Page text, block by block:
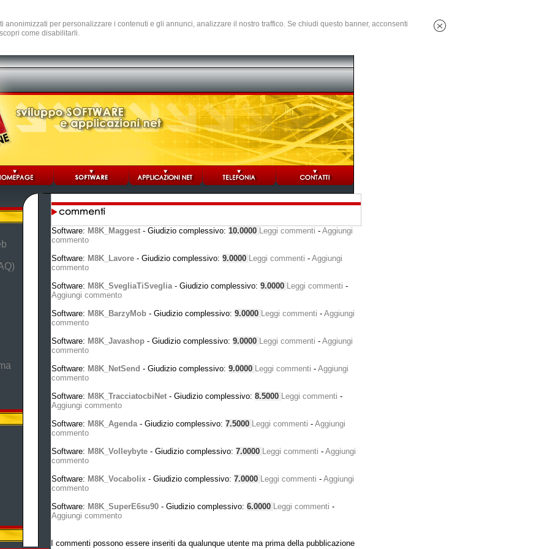
anonimizzati per personalizzare i contenuti e gli annunci, analizzare il nostro traffico. Se chiudi questo banner, acconsenti
come disabilitarli.
Software: M8K_Maggest- Giudizio complessivo: 10.0000 Leggi commenti - Aggiungi
commento
Software: M8K_Lavore- Giudizio complessivo: 9.0000 Leggi commenti - Aggiungi
commento
Software: M8K_SvegliaTiSveglia- Giudizio complessivo: 9.0000 Leggi commenti -
Aggiungi commento
Software: M8K_BarzyMob- Giudizio complessivo: 9.0000 Leggi commenti - Aggiungi
commento
Software: M8K_Javashop- Giudizio complessivo: 9.0000 Leggi commenti - Aggiungi
commento
Software: M8K_NetSend - Giudizio complessivo: 9.0000 Leggi commenti - Aggiungi
commento
Software: M8K_TracciatocbiNet- Giudizio complessivo: 8.5000 Leggi commenti -
Aggiungi commento
Software: M8K_Agenda- Giudizio complessivo: 7.5000 Leggi commenti - Aggiungi
commento
Software: M8K_Volleybyte- Giudizio complessivo: 7.0000 Leggi commenti - Aggiungi
commento
Software: M8K_Vocabolix- Giudizio complessivo: 7.0000 Leggi commenti - Aggiungi
commento
Software: M8K_SuperE6su90- Giudizio complessivo: 6.0000 Leggi commenti -
Aggiungi commento
I commenti possono essere inseriti da qualunque utente ma prima della pubblicazione